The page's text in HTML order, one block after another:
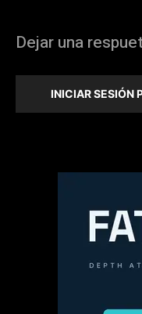
Dejar una
INICIAR SESIÓN